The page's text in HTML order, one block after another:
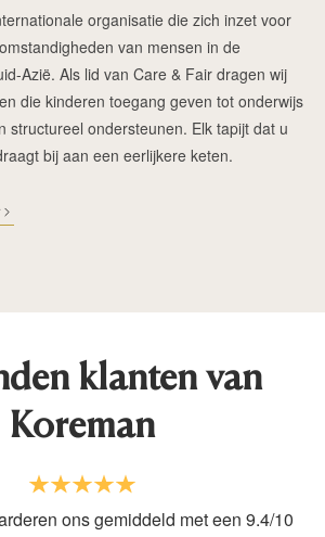
organisatie die zich inzet voor
van mensen in de
Azië. Als lid van Care & Fair dragen wij
die kinderen toegang geven tot onderwijs
structureel ondersteunen. Elk tapijt dat u
bij aan een eerlijkere keten.
klanten van
Koreman
ons gemiddeld met een 9.4/10